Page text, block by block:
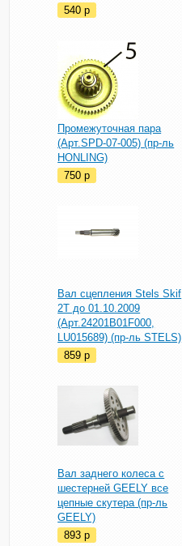
540p
Промежуточная пара
(Арт.SPD-07-005) (пр-ль
HONLING)
750p
Вал сцепления Stels Skif
2T до 01.10.2009
(Арт.24201B01F000,
LU015689) (пр-ль STELS)
859p
Вал заднего колеса с
шестерней GEELY все
цепные скутера (пр-ль
GEELY)
893p